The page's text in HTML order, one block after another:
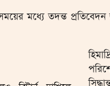
মধ্যে তদন্ত